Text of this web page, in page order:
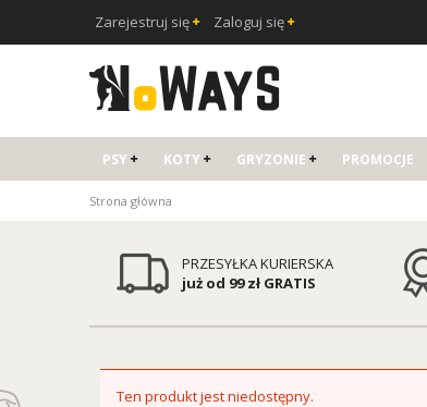
Zarejestruj się Zaloguj się
PSY KOTY GRYZONIE PROMOCJE
Strona główna
PRZESYŁKA KURIERSKA
już od 99 zł GRATIS
Ten produkt jest niedostępny.